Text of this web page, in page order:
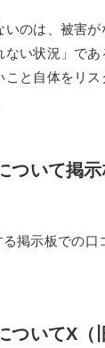
いのは、被害
い状況」であ
こと自体をリ
いて掲
掲示板での口
ついてX（